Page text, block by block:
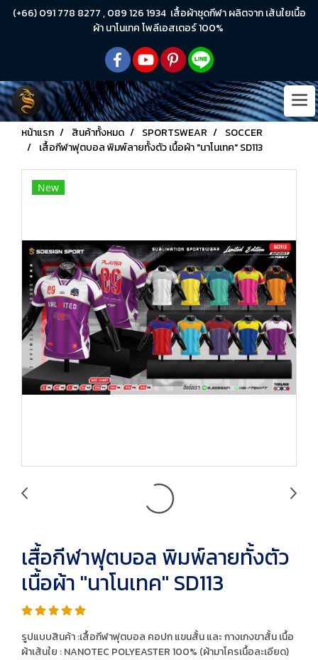
(+66) 091 778 8277 , 089 126 1934 เสื้อผ้าชุดกีฬา ผลิตจาก เส้นใยเนื้อ
ผ้า นาโนเทค โพลีเอสเตอร์ 100%
หน้าแรก สินค้าทั้งหมด SPORTSWEAR
SOCCER
เสื้อกีฬาฟุตบอล พิมพ์ลายทั้งตัว เนื้อผ้า "นาโนเทค" SD113
New
เสื้อกีฬาฟุตบอล พิมพ์ลายทั้งตัว
เนื้อผ้า "นาโนเทค" SD113
รูปแบบสินค้า :เสื้อกีฬาฟุตบอล คอปก แขนสั้น และ กางเกงขาสั้น เนื้อ
ผ้าเส้นใย : NANOTEC POLYEASTER 100% (ผ้ามาโครเนื้อละเอียด)